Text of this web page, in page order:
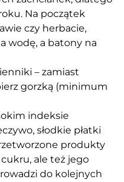
Na początek
czy herbacie,
wodę, a batony na
– zamiast
gorzką (minimum
indeksie
słodkie płatki
produkty
ale też jego
do kolejnych